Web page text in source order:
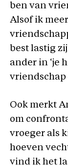
ben van
Alsof ik
best lastig
ander in ‘je
vriendschap
Ook merkt
om
vroeger als
hoeven
vind ik het